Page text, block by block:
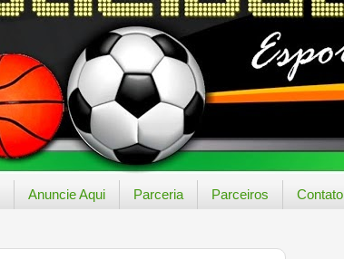
Anuncie Aqui Parceria Parceiros Contato